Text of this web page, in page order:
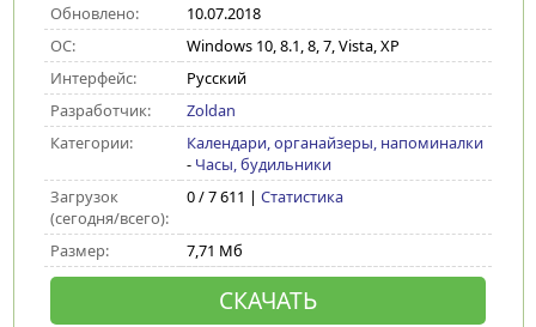
Обновлено:
10.07.2018
ОС:
Windows 10, 8.1, 8, 7, Vista, XP
Интерфейс:
Русский
Разработчик:
Zoldan
Категории:
Календари, органайзеры, напоминалки
- Часы, будильники
Загрузок
(сегодня/всего):
0 / 7 611 | Статистика
Размер: 7,71 Мб
СКАЧАТЬ